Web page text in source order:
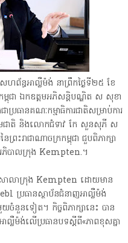
ហព័ន្ធអាល្លឺម៉ង់ នាព្រឹកថ្ងៃទី២៥ ខែ
ជា ឯកឧត្តមអភិសន្តិបណ្ឌិត ស សុខា
ាប្រធានគណៈកម្មាធិការជាតិសម្រាប់ការ
ោមជាតិ និងលោកជំទាវ កែ សួនសុភី ស
រះរាជាណាចក្រកម្ពុជា ជួបពិភាក្សា
បាលក្រុង Kempten.។
សាលាក្រុង Kempten ដោយមាន
ប្រធានស្ថាប័នជំនាញអាល្លឺម៉ង់
នួនទៀត។ កិច្ចពិភាក្សានេះ បាន
ល្លឺម៉ង់លើប្រធានបទស្ដីពី«ភាពខុសគ្នា